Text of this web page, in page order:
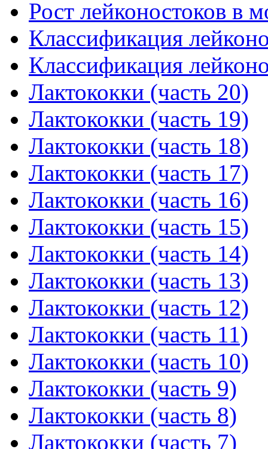
Рост лейконостоков в
Классификация
Классификация
Лактококки (часть 20)
Лактококки (часть 19)
Лактококки (часть 18)
Лактококки (часть 17)
Лактококки (часть 16)
Лактококки (часть 15)
Лактококки (часть 14)
Лактококки (часть 13)
Лактококки (часть 12)
Лактококки (часть 11)
Лактококки (часть 10)
Лактококки (часть 9)
Лактококки (часть 8)
Лактококки (часть 7)